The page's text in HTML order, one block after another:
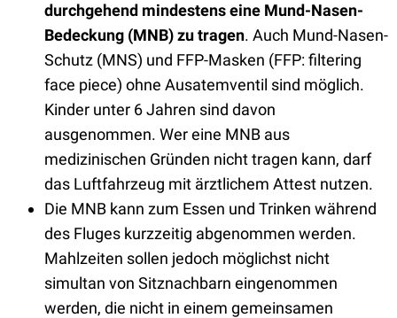
durchgehend mindestens eine Mund-Nasen-
Bedeckung (MNB) zu tragen. Auch Mund-Nasen-
Schutz (MNS) und FFP-Masken (FFP: filtering
face piece) ohne Ausatemventil sind möglich.
Kinder unter 6 Jahren sind davon
ausgenommen. Wer eine MNB aus
medizinischen Gründen nicht tragen kann, darf
das Luftfahrzeug mit ärztlichem Attest nutzen.
Die MNB kann zum Essen und Trinken während
des Fluges kurzzeitig abgenommen werden.
Mahlzeiten sollen jedoch möglichst nicht
simultan von Sitznachbarn eingenommen
werden, die nicht in einem gemeinsamen